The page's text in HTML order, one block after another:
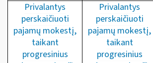
Privalantys
perskaičiuoti
pajamų mokestį,
taikant
progresinius
Privalantys
perskaičiuoti
pajamų mokestį,
taikant
progresinius